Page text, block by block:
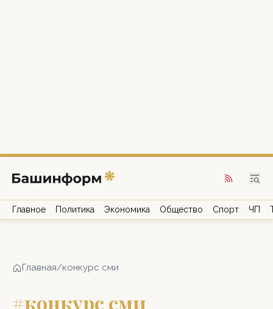
Главное Политика Экономика Общество Спорт ЧП
Главная/конкурс сми
#конкурс сми